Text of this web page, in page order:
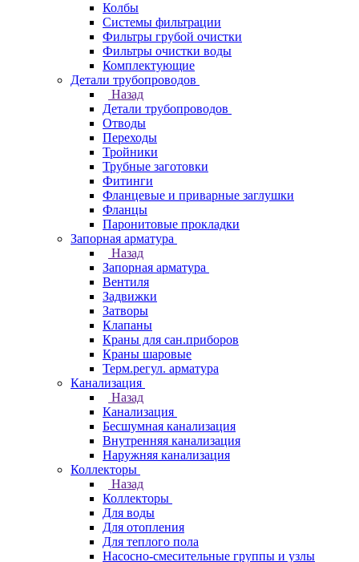
Колбы
Системы фильтрации
Фильтры грубой очистки
Фильтры очистки воды
Комплектующие
Детали трубопроводов
Назад
Детали трубопроводов
Отводы
Переходы
Тройники
Трубные заготовки
Фитинги
Фланцевые и приварные заглушки
Фланцы
Паронитовые прокладки
Запорная арматура
Назад
Запорная арматура
Вентиля
Задвижки
Затворы
Клапаны
Краны для сан.приборов
Краны шаровые
Терм.регул. арматура
Канализация
Назад
Канализация
Бесшумная канализация
Внутренняя канализация
Наружняя канализация
Коллекторы
Назад
Коллекторы
Для воды
Для отопления
Для теплого пола
Насосно-смесительные группы и узлы